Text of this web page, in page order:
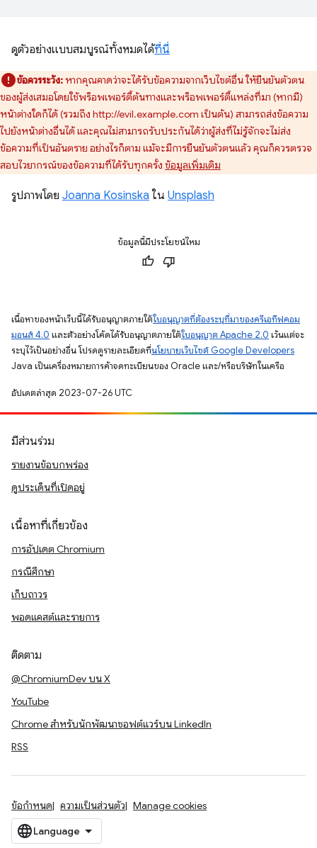
ดูตัวอย่างแบบสมบูรณ์ทั้งหมดได้ที่นี่
ข้อควรระวัง:หากคุณคาดว่าจะได้รับข้อความจากเว็บไซต์อื่น ให้ยืนยันตัวตน
ของผู้ส่งเสมอโดยใช้พร็อพเพอร์ตี้ต้นทางและพร็อพเพอร์ตี้แหล่งที่มา (หากมี)
หน้าต่างใดก็ได้ (รวมถึง http://evil.example.com เป็นต้น) สามารถส่งข้อความ
ไปยังหน้าต่างอื่นได้ และคุณไม่สามารถรับประกันได้ว่าผู้ส่งที่ไม่รู้จักจะไม่ส่ง
ข้อความที่เป็นอันตราย อย่างไรก็ตาม แม้จะมีการยืนยันตัวตนแล้ว คุณก็ควรตรวจ
สอบไวยากรณ์ของข้อความที่ได้รับทุกครั้ง ข้อมูลเพิ่มเติม
รูปภาพโดย Joanna Kosinska ใน Unsplash
ข้อมูลนี้มีประโยชน์ไหม
เนื้อหาของหน้าเว็บนี้ได้รับอนุญาตภายใต้ใบอนุญาตที่ต้องระบุที่มาของครีเอทีฟคอม
มอนส์ 4.0 และตัวอย่างโค้ดได้รับอนุญาตภายใต้ใบอนุญาต Apache 2.0 เว้นแต่จะ
ระบุไว้เป็นอย่างอื่น โปรดดูรายละเอียดที่นโยบายเว็บไซต์ Google Developers
Java เป็นเครื่องหมายการค้าจดทะเบียนของ Oracle และ/หรือบริษัทในเครือ
อัปเดตล่าสุด 2023-07-26 UTC
มีส่วนร่วม
รายงานข้อบกพร่อง
ดูประเด็นที่เปิดอยู่
เนื้อหาที่เกี่ยวข้อง
การอัปเดต Chromium
กรณีศึกษา
เก็บถาวร
พอดแคสต์และรายการ
ติดตาม
@ChromiumDev บน X
YouTube
Chrome สำหรับนักพัฒนาซอฟต์แวร์บน LinkedIn
RSS
ข้อกำหนด ความเป็นส่วนตัว Manage cookies